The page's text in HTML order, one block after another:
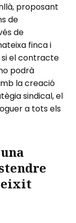
proposant
de
de
finca i
el contracte
podrà
la creació
sindical, el
a tots els